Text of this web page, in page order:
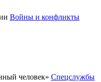
Войны и конфликты
Спецслужбы